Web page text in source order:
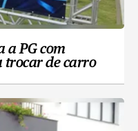
a PG com
trocar de carro